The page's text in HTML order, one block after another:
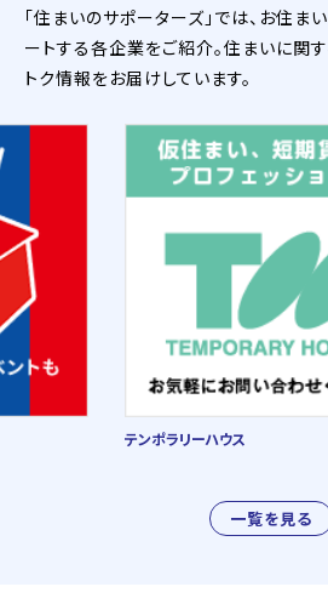
「住まいのサポーターズ」では、お住
ートする各企業をご紹介。住まいに関
トク情報をお届けしています。
一覧を見る
テンポラリーハウス